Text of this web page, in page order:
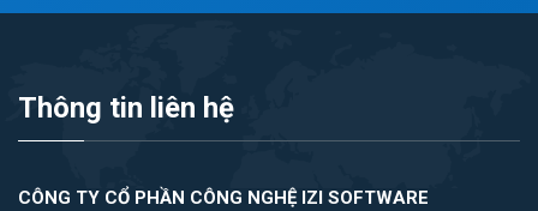
Thông tin liên hệ
CÔNG TY CỔ PHẦN CÔNG NGHỆ IZI SOFTWARE